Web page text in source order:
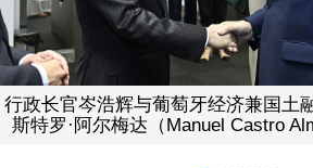
牙经济兼国土融合部长曼努埃尔·卡
Castro Almeida）亲切握手。